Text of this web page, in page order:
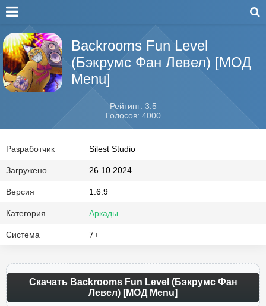
Backrooms Fun Level
(Бэкрумс Фан Левел) [МОД
Menu]
Рейтинг: 3.5
Голосов: 4000
Разработчик Silest Studio
Загружено 26.10.2024
Версия 1.6.9
Категория Аркады
Система 7+
Скачать Backrooms Fun Level (Бэкрумс Фан
Левел) [МОД Menu]